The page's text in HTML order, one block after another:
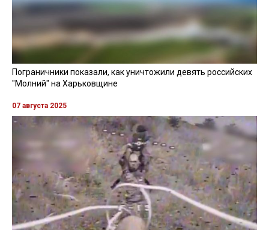
Пограничники показали, как уничтожили девять российских
"Молний" на Харьковщине
07 августа 2025